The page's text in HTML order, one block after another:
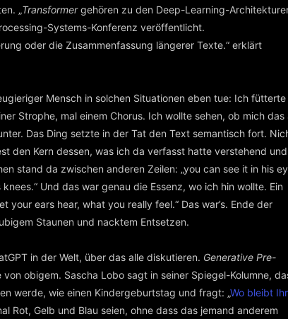
„Transformergehören zu den Deep-Learning-
Systems-Konferenz veröffentlicht.
oder die Zusammenfassung längerer Texte.“ erklärt
Mensch in solchen Situationen eben tue: Ich fütterte
Strophe, mal einem Chorus. Ich wollte sehen, ob mich das
Das Ding setzte in der Tat den Text semantisch fort.
den Kern dessen, was ich da verfasst hatte verstehend
stand da zwischen anderen Zeilen: „you can see it in his
Und das war genau die Essenz, wo ich hin wollte. Ein
ears hear, what you really feel.“ Das war’s. Ende der
Staunen und nacktem Entsetzen.
in der Welt, über das alle diskutieren. Generative Pre-
obigem. Sascha Lobo sagt in seiner Spiegel-Kolumne,
werde, wie einen Kindergeburtstag und fragt: „Wo bleibt Ihr
Rot, Gelb und Blau seien, ohne dass das jemand anderem